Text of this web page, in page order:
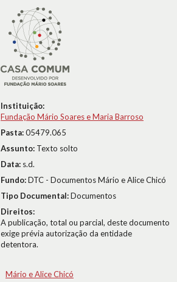
Instituição:
Fundação Mário Soares e Maria Barroso
Pasta:05479.065
Assunto: Texto solto
Data: s.d.
Fundo:DTC - Documentos Mário e Alice Chicó
Tipo Documental:Documentos
Direitos:
A publicação, total ou parcial, deste documento
exige prévia autorização da entidade
detentora.
Mário e Alice Chicó